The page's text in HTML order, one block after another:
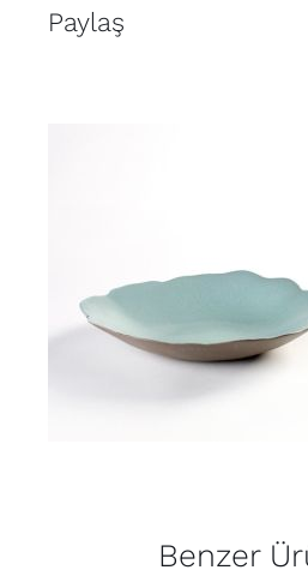
Paylaş
Benzer